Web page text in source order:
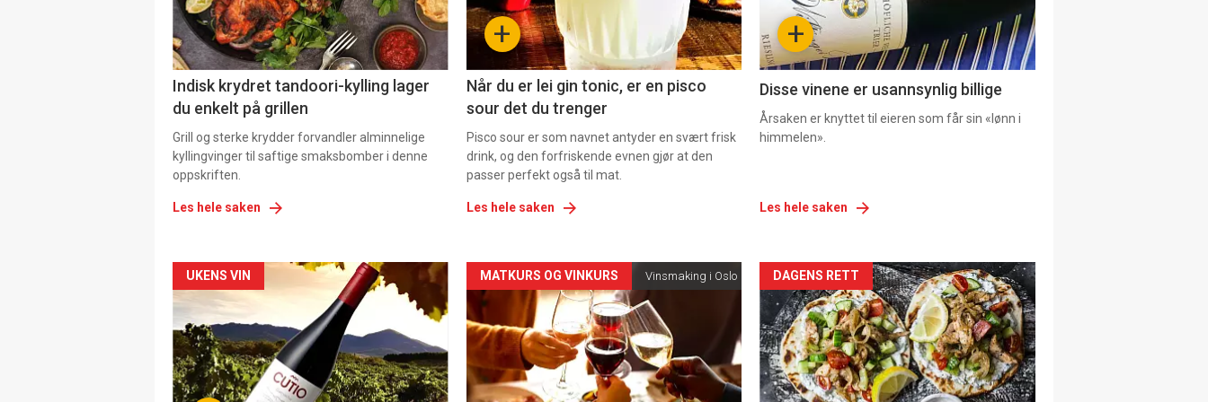
Indisk krydret tandoori-kylling lager
du enkelt på grillen
Grill og sterke krydder forvandler alminnelige
kyllingvinger til saftige smaksbomber i denne
oppskriften.
Les hele saken
-
+
Når du er lei gin tonic, er en pisco
sour det du trenger
Pisco sour er som navnet antyder en svært frisk
drink, og den forfriskende evnen gjør at den
passer perfekt også til mat.
Les hele saken
3 +
Disse vinene er usannsynlig billige
Årsaken er knyttet til eieren som får sin «lønn i
himmelen».
Les hele saken
Forsiden
akkurat
nå
-
UKENS VIN
Forsiden
akkurat
nå
-
MATKURS OG VINKURS Vinsmaking i Oslo
Forsiden
akkurat
nå
-
DAGENS RETT